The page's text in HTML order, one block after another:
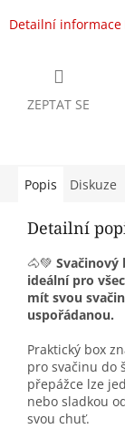
Detailní informace
ZEPTAT SE
Popis Diskuze
Detailní
🐴💚 Svačinový
ideální pro
mít svou
uspořádanou.
Praktický box
pro svačinu do
přepážce lze
nebo sladkou
svou chuť.